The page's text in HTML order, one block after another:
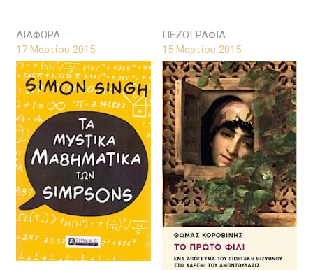
ΔΙΑΦΟΡΑ
17 Μαρτίου 2015
ΠΕΖΟΓΡΑΦΙΑ
15 Μαρτίου 2015